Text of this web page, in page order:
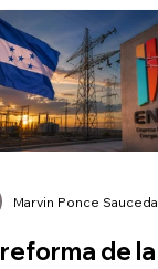
de la
Marvin Ponce Sauceda